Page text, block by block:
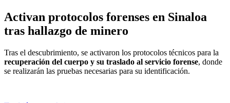
Activan protocolos forenses en Sinaloa
tras hallazgo de minero
Tras el descubrimiento, se activaron los protocolos técnicos para la
recuperación del cuerpo y su traslado al servicio forense, donde
se realizarán las pruebas necesarias para su identificación.